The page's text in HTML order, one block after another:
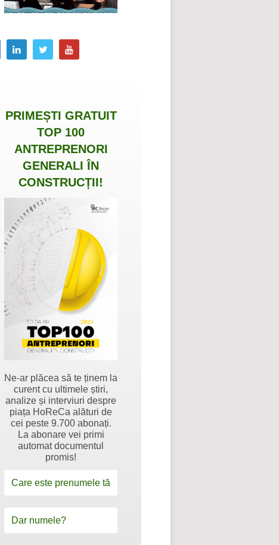
PRIMEȘTI GRATUIT
TOP 100
ANTREPRENORI
GENERALI ÎN
CONSTRUCȚII!
Ne-ar plăcea să te ținem la
curent cu ultimele știri,
analize și interviuri despre
piața HoReCa alături de
cei peste 9.700 abonați.
La abonare vei primi
automat documentul
promis!